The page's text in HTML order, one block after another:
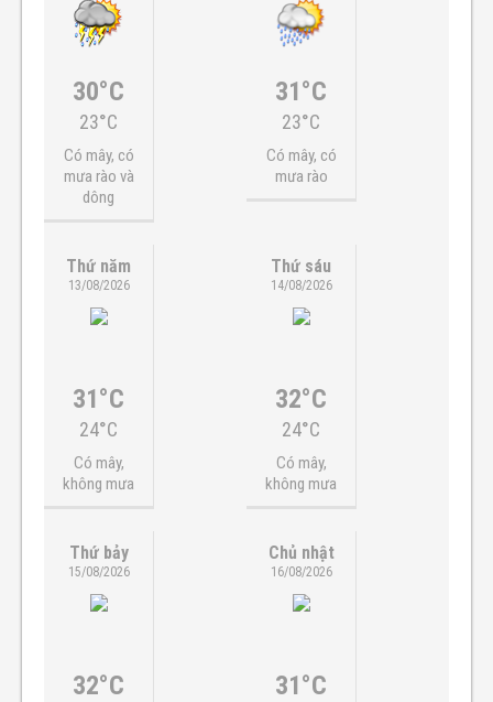
30°C
23°C
Có mây, có
mưa rào và
dông
31°C
23°C
Có mây, có
mưa rào
Thứ năm
13/08/2026
31°C
24°C
Có mây,
không mưa
Thứ sáu
14/08/2026
32°C
24°C
Có mây,
không mưa
Thứ bảy
15/08/2026
32°C
Chủ nhật
16/08/2026
31°C